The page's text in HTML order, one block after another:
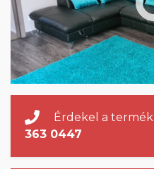
Érdekel a
363 0447